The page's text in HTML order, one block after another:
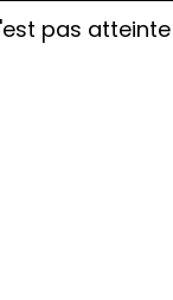
pas atteinte